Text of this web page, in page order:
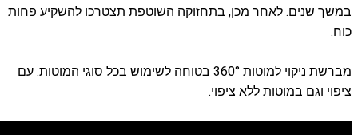
במשך שנים. לאחר מכן, בתחזוקה השוטפת תצטרכו להשקיע פחות
כוח.
מברשת ניקוי למוטות 360° בטוחה לשימוש בכל סוגי המוטות: עם
ציפוי וגם במוטות ללא ציפוי.